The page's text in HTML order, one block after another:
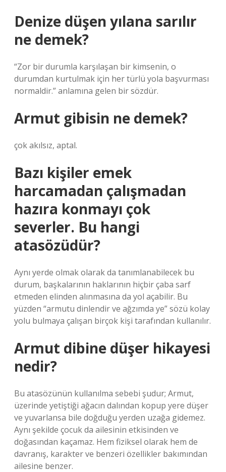
Denize düşen yılana sarılır
ne demek?
“Zor bir durumla karşılaşan bir kimsenin, o
durumdan kurtulmak için her türlü yola başvurması
normaldir.” anlamına gelen bir sözdür.
Armut gibisin ne demek?
çok akılsız, aptal.
Bazı kişiler emek
harcamadan çalışmadan
hazıra konmayı çok
severler. Bu hangi
atasözüdür?
Aynı yerde olmak olarak da tanımlanabilecek bu
durum, başkalarının haklarının hiçbir çaba sarf
etmeden elinden alınmasına da yol açabilir. Bu
yüzden “armutu dinlendir ve ağzımda ye” sözü kolay
yolu bulmaya çalışan birçok kişi tarafından kullanılır.
Armut dibine düşer hikayesi
nedir?
Bu atasözünün kullanılma sebebi şudur; Armut,
üzerinde yetiştiği ağacın dalından kopup yere düşer
ve yuvarlansa bile doğduğu yerden uzağa gidemez.
Aynı şekilde çocuk da ailesinin etkisinden ve
doğasından kaçamaz. Hem fiziksel olarak hem de
davranış, karakter ve benzeri özellikler bakımından
ailesine benzer.